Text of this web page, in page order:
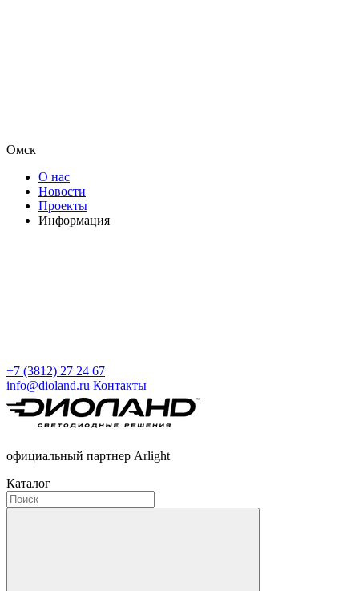
Омск
О нас
Новости
Проекты
Информация
+7 (3812) 27 24 67
info@dioland.ru Контакты
официальный партнер Arlight
Каталог